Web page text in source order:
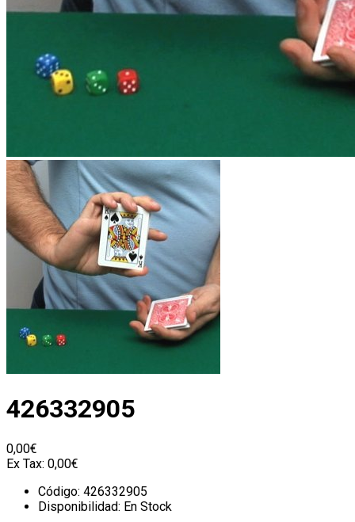
426332905
0,00€
Ex Tax: 0,00€
Código: 426332905
Disponibilidad: En Stock